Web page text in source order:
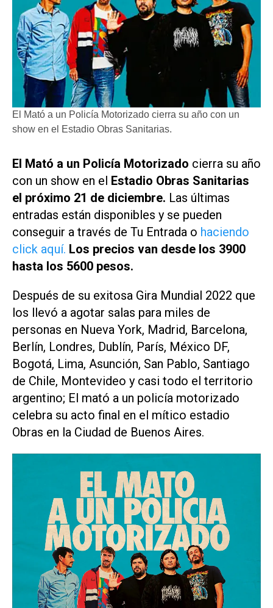
El Mató a un Policía Motorizado cierra su año con un
show en el Estadio Obras Sanitarias.
El Mató a un Policía Motorizado cierra su año
con un show en el Estadio Obras Sanitarias
el próximo 21 de diciembre. Las últimas
entradas están disponibles y se pueden
conseguir a través de Tu Entrada o haciendo
click aquí. Los precios van desde los 3900
hasta los 5600 pesos.
Después de su exitosa Gira Mundial 2022 que
los llevó a agotar salas para miles de
personas en Nueva York, Madrid, Barcelona,
Berlín, Londres, Dublín, París, México DF,
Bogotá, Lima, Asunción, San Pablo, Santiago
de Chile, Montevideo y casi todo el territorio
argentino; El mató a un policía motorizado
celebra su acto final en el mítico estadio
Obras en la Ciudad de Buenos Aires.